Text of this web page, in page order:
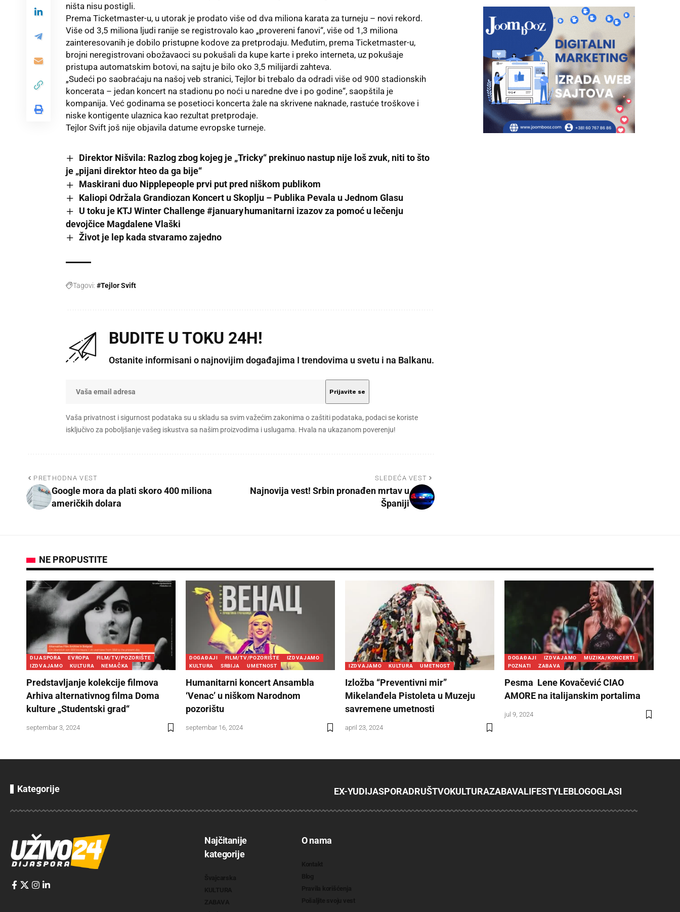
ništa nisu postigli.
Prema Ticketmaster-u, u utorak je prodato više od dva miliona karata za turneju – novi rekord.
Više od 3,5 miliona ljudi ranije se registrovalo kao „provereni fanovi“, više od 1,3 miliona
zainteresovanih je dobilo pristupne kodove za pretprodaju. Međutim, prema Ticketmaster-u,
brojni neregistrovani obožavaoci su pokušali da kupe karte i preko interneta, uz pokušaje
pristupa automatskim botovi, na sajtu je bilo oko 3,5 milijardi zahteva.
„Sudeći po saobraćaju na našoj veb stranici, Tejlor bi trebalo da odradi više od 900 stadionskih
koncerata – jedan koncert na stadionu po noći u naredne dve i po godine“, saopštila je
kompanija. Već godinama se posetioci koncerta žale na skrivene naknade, rastuće troškove i
niske kontigente ulaznica kao rezultat pretprodaje.
Tejlor Svift još nije objavila datume evropske turneje.
Direktor Nišvila: Razlog zbog kojeg je „Tricky“ prekinuo nastup nije loš zvuk, niti to što
je „pijani direktor hteo da ga bije“
Maskirani duo Nipplepeople prvi put pred niškom publikom
Kaliopi Održala Grandiozan Koncert u Skoplju – Publika Pevala u Jednom Glasu
U toku je KTJ Winter Challenge #january humanitarni izazov za pomoć u lečenju
devojčice Magdalene Vlaški
Život je lep kada stvaramo zajedno
Tagovi: #Tejlor Svift
BUDITE U TOKU 24H!
Ostanite informisani o najnovijim događajima I trendovima u svetu i na Balkanu.
Vaša privatnost i sigurnost podataka su u skladu sa svim važećim zakonima o zaštiti podataka, podaci se koriste
isključivo za poboljšanje vašeg iskustva sa našim proizvodima i uslugama. Hvala na ukazanom poverenju!
PRETHODNA VEST
Google mora da plati skoro 400 miliona
američkih dolara
SLEDEĆA VEST
Najnovija vest! Srbin pronađen mrtav u
Španiji
NE PROPUSTITE
DIJASPORA EVROPA
FILM/TV/POZORIŠTE
IZDVAJAMO
KULTURA NEMAČKA
Predstavljanje kolekcije filmova
Arhiva alternativnog filma Doma
kulture „Studentski grad“
septembar 3, 2024
DOGAĐAJI FILM/TV/POZORIŠTE
IZDVAJAMO
KULTURA
SRBIJA UMETNOST
Humanitarni koncert Ansambla
‘Venac’ u niškom Narodnom
pozorištu
septembar 16, 2024
IZDVAJAMO KULTURA UMETNOST
Izložba “Preventivni mir”
Mikelanđela Pistoleta u Muzeju
savremene umetnosti
april 23, 2024
DOGAĐAJI IZDVAJAMO
MUZIKA/KONCERTI
POZNATI
ZABAVA
Pesma Lene Kovačević CIAO
AMORE na italijanskim portalima
jul 9, 2024
Kategorije EX-YUDIJASPORADRUŠTVOKULTURAZABAVALIFESTYLEBLOGOGLASI
Najčitanije
kategorije
O nama